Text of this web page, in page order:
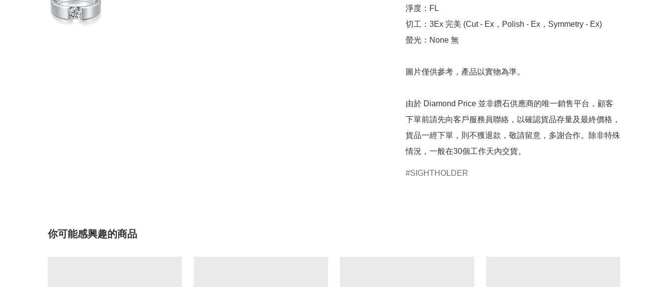
淨度：FL
切工：3Ex 完美 (Cut - Ex，Polish - Ex，Symmetry - Ex)
螢光：None 無
圖片僅供參考，產品以實物為準。
由於 Diamond Price 並非鑽石供應商的唯一銷售平台，顧客
下單前請先向客戶服務員聯絡，以確認貨品存量及最終價格，
貨品一經下單，則不獲退款，敬請留意，多謝合作。除非特殊
情況，一般在30個工作天內交貨。
SIGHTHOLDER
你可能感興趣的商品